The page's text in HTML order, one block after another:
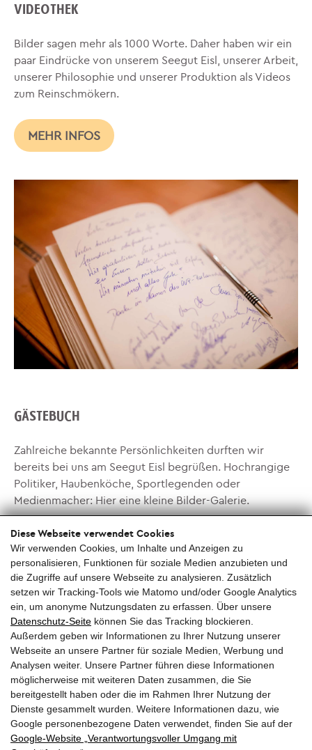
VIDEOTHEK
Bilder sagen mehr als 1000 Worte. Daher haben wir ein
paar Eindrücke von unserem Seegut Eisl, unserer Arbeit,
unserer Philosophie und unserer Produktion als Videos
zum Reinschmökern.
MEHR INFOS
GÄSTEBUCH
Zahlreiche bekannte Persönlichkeiten durften wir
bereits bei uns am Seegut Eisl begrüßen. Hochrangige
Politiker, Haubenköche, Sportlegenden oder
Medienmacher: Hier eine kleine Bilder-Galerie.
MEHR INFOS
EISL Bio-Schafmilch-Spezialitäten— Farchen 24,
5342 Abersee —+43 6227 28028—office@seegut-
eisl.at
EISL Bio-Hofladen WOLKE7 — Öffnungszeiten:
täglich 06:00 - 21:00 Uhr, zur Selbstbedienung
Diese Webseite verwendet Cookies
Wir verwenden Cookies, um Inhalte und Anzeigen zu
personalisieren, Funktionen für soziale Medien anzubieten und
die Zugriffe auf unsere Webseite zu analysieren. Zusätzlich
setzen wir Tracking-Tools wie Matomo und/oder Google Analytics
ein, um anonyme Nutzungsdaten zu erfassen. Über unsere
Datenschutz-Seite können Sie das Tracking blockieren.
Außerdem geben wir Informationen zu Ihrer Nutzung unserer
Webseite an unsere Partner für soziale Medien, Werbung und
Analysen weiter. Unsere Partner führen diese Informationen
möglicherweise mit weiteren Daten zusammen, die Sie
bereitgestellt haben oder die im Rahmen Ihrer Nutzung der
Dienste gesammelt wurden. Weitere Informationen dazu, wie
Google personenbezogene Daten verwendet, finden Sie auf der
Google‑Website „Verantwortungsvoller Umgang mit